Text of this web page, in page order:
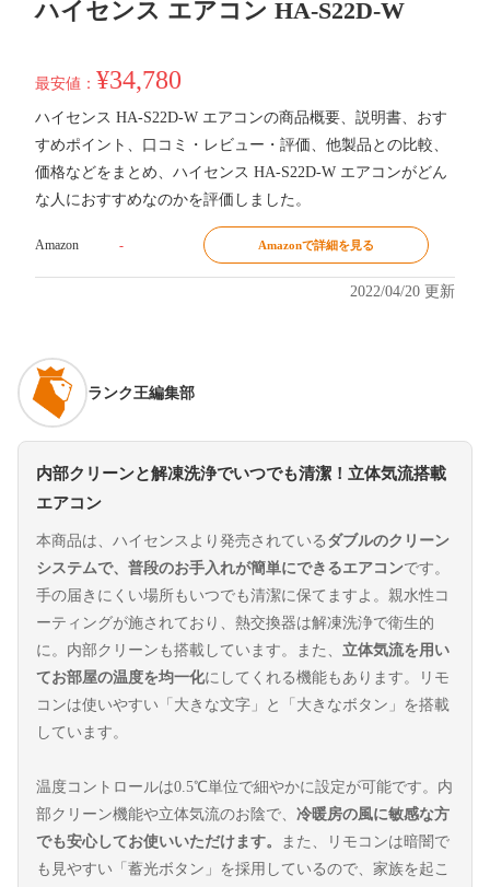
ハイセンス エアコン HA-S22D-W
最安値： ¥34,780
ハイセンス HA-S22D-W エアコンの商品概要、説明書、おす
すめポイント、口コミ・レビュー・評価、他製品との比較、
価格などをまとめ、ハイセンス HA-S22D-W エアコンがどん
な人におすすめなのかを評価しました。
Amazon - Amazonで詳細を見る
2022/04/20 更新
ランク王編集部
内部クリーンと解凍洗浄でいつでも清潔！立体気流搭載
エアコン
本商品は、ハイセンスより発売されている ダブルのクリーン
システムで、普段のお手入れが簡単にできるエアコンです。
手の届きにくい場所もいつでも清潔に保てますよ。親水性コ
ーティングが施されており、熱交換器は解凍洗浄で衛生的
に。内部クリーンも搭載しています。また、 立体気流を用い
てお部屋の温度を均一化にしてくれる機能もあります。リモ
コンは使いやすい「大きな文字」と「大きなボタン」を搭載
しています。
温度コントロールは0.5℃単位で細やかに設定が可能です。内
部クリーン機能や立体気流のお陰で、 冷暖房の風に敏感な方
でも安心してお使いいただけます。
また、リモコンは暗闇で
も見やすい「蓄光ボタン」を採用しているので、家族を起こ